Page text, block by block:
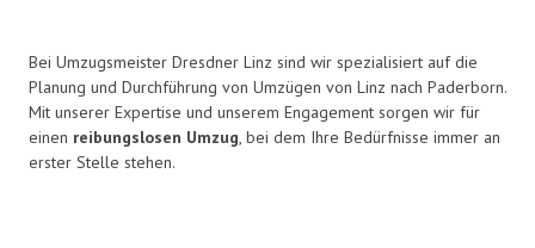
Bei Umzugsmeister Dresdner Linz sind wir spezialisiert auf die
Planung und Durchführung von Umzügen von Linz nach Paderborn.
Mit unserer Expertise und unserem Engagement sorgen wir für
einen reibungslosen Umzug, bei dem Ihre Bedürfnisse immer an
erster Stelle stehen.